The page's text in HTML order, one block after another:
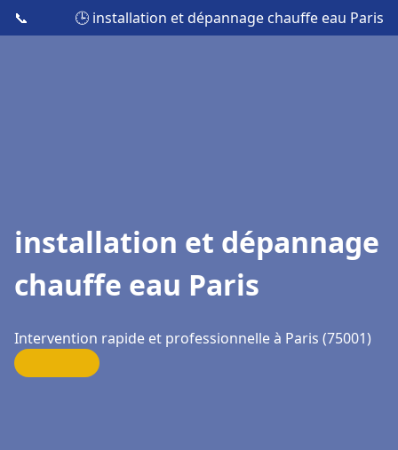
📞 🕒 installation et dépannage chauffe eau Paris
installation et dépannage
chauffe eau Paris
Intervention rapide et professionnelle à Paris (75001)